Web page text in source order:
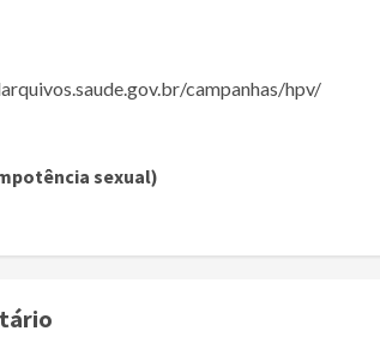
campanhas/hpv/
sexual)